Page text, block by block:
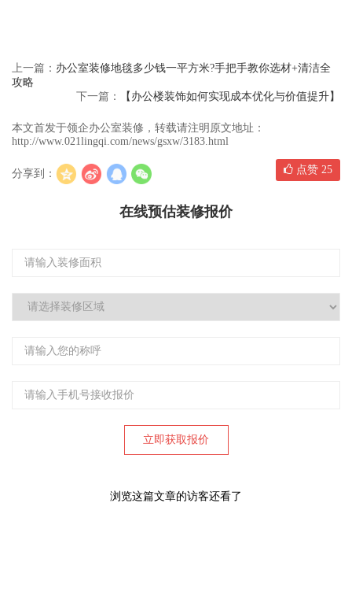
上一篇： 办公室装修地毯多少钱一平方米?手把手教你选材+清洁全
攻略
下一篇：
【办公楼装饰如何实现成本优化与价值提升】
本文首发于领企办公室装修，转载请注明原文地址：
http://www.021lingqi.com/news/gsxw/3183.html
分享到： 点赞 25
在线预估装修报价
浏览这篇文章的访客还看了